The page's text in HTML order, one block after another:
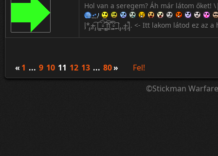
Hol van a seregem? Áh már látom őket!
l̡*̡̡ ̴̡ı̴̴̡ ̡̡͡|̲̲̲͡͡͡ ̲▫̲͡ ̲̲̲͡͡π̲̲͡͡ ̲̲͡▫̲̲͡͡ ̲|̡̡̡ ̡ ̴̡ı̴̡̡ ̡͌l̡̡̡̡. <- Itt lakom látod ez az a
« 1 ... 9 10 11 12 13 ... 80»
Fel!
©Stickman Warfare